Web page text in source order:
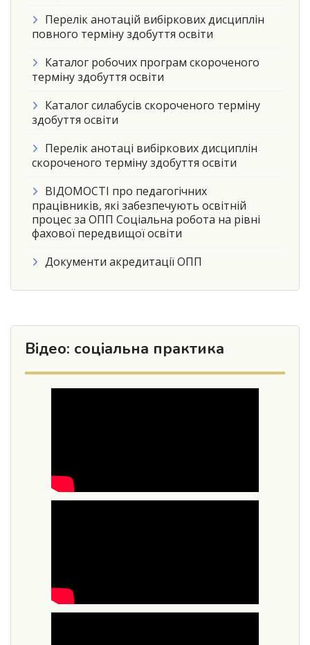
Перелік анотацій вибіркових дисциплін
повного терміну здобуття освіти
Каталог робочих програм скороченого
терміну здобуття освіти
Каталог силабусів скороченого терміну
здобуття освіти
Перелік анотаці вибіркових дисциплін
скороченого терміну здобуття освіти
ВІДОМОСТІ про педагогічних
працівників, які забезпечують освітній
процес за ОПП Соціальна робота на рівні
фахової передвищої освіти
Документи акредитації ОПП
Відео: соціальна практика